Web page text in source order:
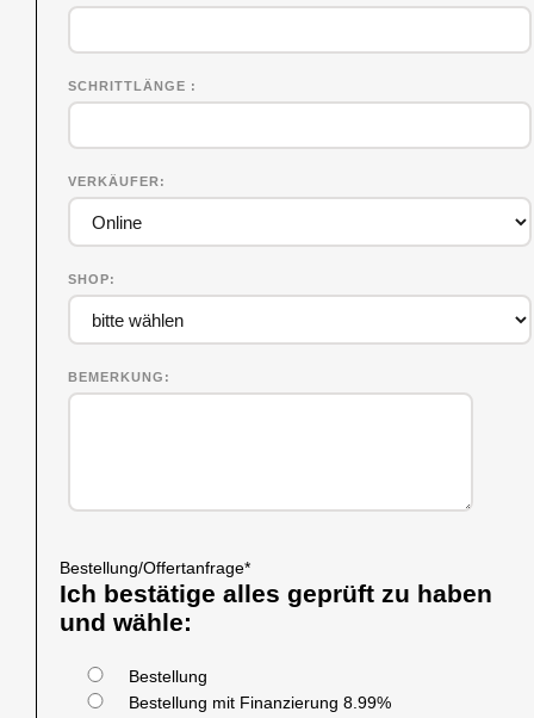
SCHRITTLÄNGE
VERKÄUFER
SHOP
BEMERKUNG
Bestellung/Offertanfrage*
Ich bestätige alles geprüft zu haben
und wähle:
Bestellung
Bestellung mit Finanzierung 8.99%